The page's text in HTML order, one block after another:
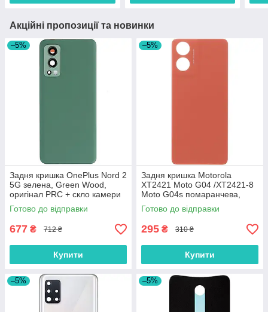
Акційні пропозиції та новинки
–5%
Задня кришка OnePlus Nord 2
5G зелена, Green Wood,
оригінал PRC + скло камери
Готово до відправки
677 ₴ 712 ₴
Купити
–5%
Задня кришка Motorola
XT2421 Moto G04 /XT2421-8
Moto G04s помаранчева,
Sunrise Orange, оригінал
PRC
Готово до відправки
295 ₴ 310 ₴
Купити
–5% –5%